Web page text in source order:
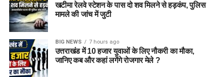
खटीमा रेलवे स्टेशन के पास दो शव मिलने से हड़कंप, पुलिस
मामले की जांच में जुटी
BIG NEWS 7 hours ago
उत्तराखंड में 10 हजार युवाओं के लिए नौकरी का मौका,
जानिए कब और कहां लगेंगे रोजगार मेले ?